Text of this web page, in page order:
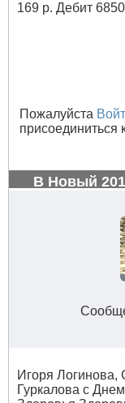
169 р. Дебит
Пожалуйста
присоединиться
В Новый
Игоря Логинова,
Гуркалова с